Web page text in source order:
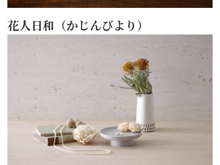
花人日和（かじんびより）